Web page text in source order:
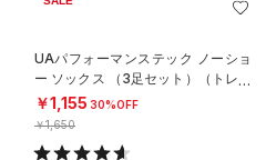
UAパフォーマンステック ノーショ
ー ソックス （3足セット）（トレー
ニング/UNISEX）
￥1,155 30%OFF
￥1,650